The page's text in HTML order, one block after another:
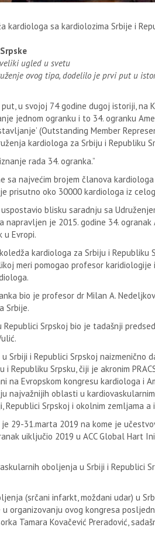
kardiologa sa kardiolozima Srbije i
ugled u svetu
ovog tipa, dodelilo je prvi put u
u svojoj 74 godine dugoj istoriji, na
jednom ogranku i to 34. ogranku
(Outstanding Member
kardiologa za Srbiju i Republiku
rada 34. ogranka.”
sa najvećim brojem članova
prisutno oko 30000 kardiologa iz
blisku saradnju sa
je 2015. godine 34. ogranak
u Evropi.
kardiologa za Srbiju i Republiku
meri pomogao profesor karidiologije
bio je profesor dr Milan A.
Srbije.
Srpskoj bio je tadašnji
Srbiji i Republici Srpskoj naizmenično
Republiku Srpsku, čiji je akronim
na Evropskom kongresu kardiologa i
najvažnijih oblasti u
Srpskoj i okolnim zemljama a
29-31.marta 2019 na kome je
uiključio 2019 u ACC Global Hart
oboljenja u Srbiji i Republici
(srčani infarkt, moždani udar) u
organizovanju ovog kongresa
Tamara Kovačević Preradović,